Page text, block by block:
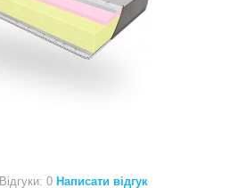
Відгуки: 0 Написати відгук